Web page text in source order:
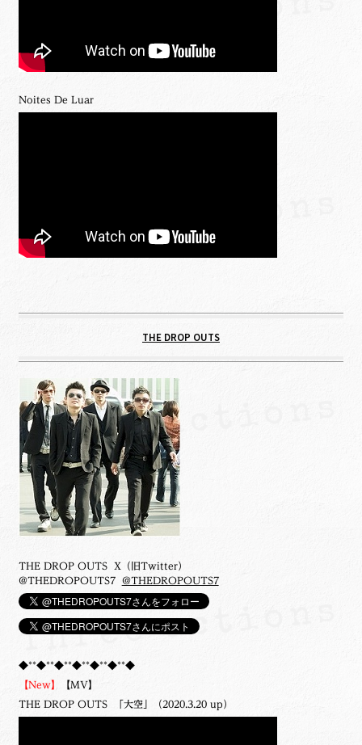
Noites De Luar
THE DROP OUTS
THE DROP OUTS X（旧Twitter）
@THEDROPOUTS7 @THEDROPOUTS7
◆**◆**◆**◆**◆**◆**◆
【New】 【MV】
THE DROP OUTS 「大空」（2020.3.20 up）